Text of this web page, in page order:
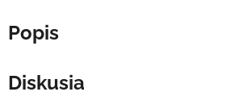
Popis
Diskusia